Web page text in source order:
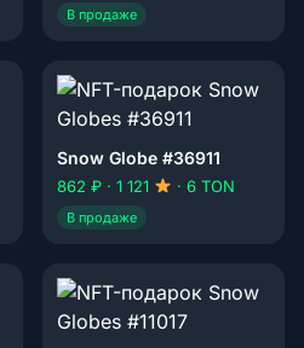
В продаже
Snow Globe #36911
862 ₽ · 1 121 · 6 TON
В продаже